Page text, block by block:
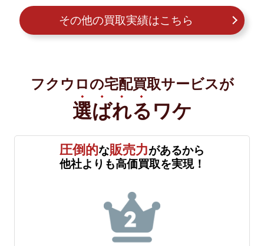
その他の買取実績はこちら
フクウロの宅配買取サービスが
選ばれる ワケ
圧倒的な販売力があるから
他社よりも高価買取を実現！